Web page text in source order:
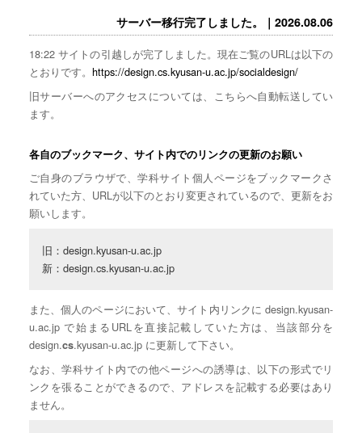
サーバー移行完了しました。｜2026.08.06
18:22 サイトの引越しが完了しました。現在ご覧のURLは以下の
とおりです。 https://design.cs.kyusan-u.ac.jp/socialdesign/
旧サーバーへのアクセスについては、こちらへ自動転送してい
ます。
各自のブックマーク、サイト内でのリンクの更新のお願い
ご自身のブラウザで、学科サイト個人ページをブックマークさ
れていた方、URLが以下のとおり変更されているので、更新をお
願いします。
旧：design.kyusan-u.ac.jp
新：design.cs.kyusan-u.ac.jp
また、個人のページにおいて、サイト内リンクに design.kyusan-
u.ac.jp で始まるURLを直接記載していた方は、当該部分を
design.cs.kyusan-u.ac.jp に更新して下さい。
なお、学科サイト内での他ページへの誘導は、以下の形式でリ
ンクを張ることができるので、アドレスを記載する必要はあり
ません。